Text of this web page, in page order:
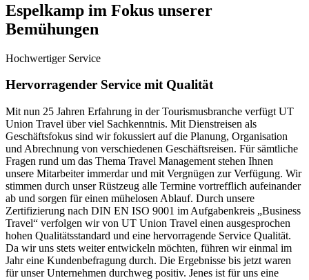
Espelkamp im Fokus unserer
Bemühungen
Hochwertiger Service
Hervorragender Service mit Qualität
Mit nun 25 Jahren Erfahrung in der Tourismusbranche verfügt UT
Union Travel über viel Sachkenntnis. Mit Dienstreisen als
Geschäftsfokus sind wir fokussiert auf die Planung, Organisation
und Abrechnung von verschiedenen Geschäftsreisen. Für sämtliche
Fragen rund um das Thema Travel Management stehen Ihnen
unsere Mitarbeiter immerdar und mit Vergnügen zur Verfügung. Wir
stimmen durch unser Rüstzeug alle Termine vortrefflich aufeinander
ab und sorgen für einen mühelosen Ablauf. Durch unsere
Zertifizierung nach DIN EN ISO 9001 im Aufgabenkreis „Business
Travel“ verfolgen wir von UT Union Travel einen ausgesprochen
hohen Qualitätsstandard und eine hervorragende Service Qualität.
Da wir uns stets weiter entwickeln möchten, führen wir einmal im
Jahr eine Kundenbefragung durch. Die Ergebnisse bis jetzt waren
für unser Unternehmen durchweg positiv. Jenes ist für uns eine